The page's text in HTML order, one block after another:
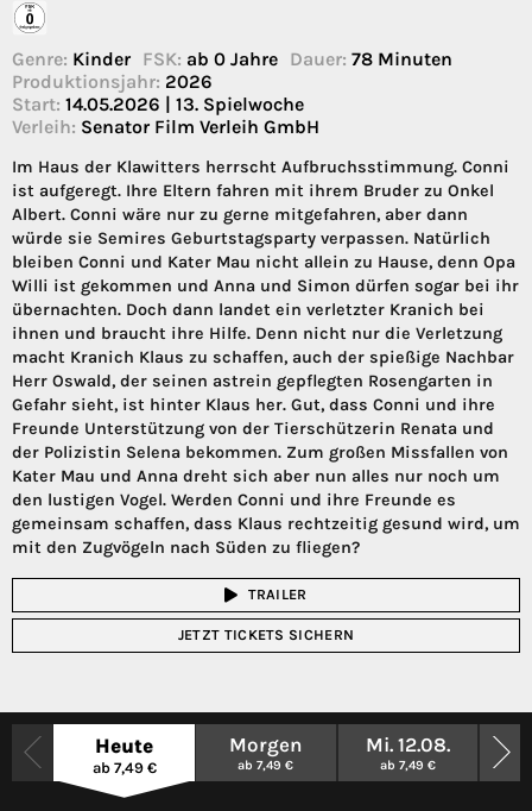
Genre: Kinder FSK: ab 0 Jahre Dauer: 78 Minuten
Produktionsjahr: 2026
Start: 14.05.2026 | 13. Spielwoche
Verleih: Senator Film Verleih GmbH
Im Haus der Klawitters herrscht Aufbruchsstimmung. Conni
ist aufgeregt. Ihre Eltern fahren mit ihrem Bruder zu Onkel
Albert. Conni wäre nur zu gerne mitgefahren, aber dann
würde sie Semires Geburtstagsparty verpassen. Natürlich
bleiben Conni und Kater Mau nicht allein zu Hause, denn Opa
Willi ist gekommen und Anna und Simon dürfen sogar bei ihr
übernachten. Doch dann landet ein verletzter Kranich bei
ihnen und braucht ihre Hilfe. Denn nicht nur die Verletzung
macht Kranich Klaus zu schaffen, auch der spießige Nachbar
Herr Oswald, der seinen astrein gepflegten Rosengarten in
Gefahr sieht, ist hinter Klaus her. Gut, dass Conni und ihre
Freunde Unterstützung von der Tierschützerin Renata und
der Polizistin Selena bekommen. Zum großen Missfallen von
Kater Mau und Anna dreht sich aber nun alles nur noch um
den lustigen Vogel. Werden Conni und ihre Freunde es
gemeinsam schaffen, dass Klaus rechtzeitig gesund wird, um
mit den Zugvögeln nach Süden zu fliegen?
TRAILER
JETZT TICKETS SICHERN
Heute
ab 7,49 €
Morgen
ab 7,49 €
Mi. 12.08.
ab 7,49 €